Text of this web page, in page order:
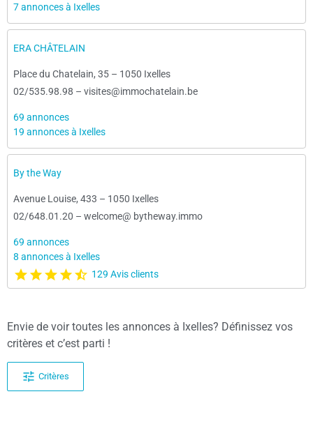
7 annonces à Ixelles
ERA CHÂTELAIN
Place du Chatelain, 35 – 1050 Ixelles
02/535.98.98 – visites@immochatelain.be
69 annonces
19 annonces à Ixelles
By the Way
Avenue Louise, 433 – 1050 Ixelles
02/648.01.20 – welcome@ bytheway.immo
69 annonces
8 annonces à Ixelles
129 Avis clients
Envie de voir toutes les annonces à Ixelles? Définissez vos
critères et c’est parti !
Critères